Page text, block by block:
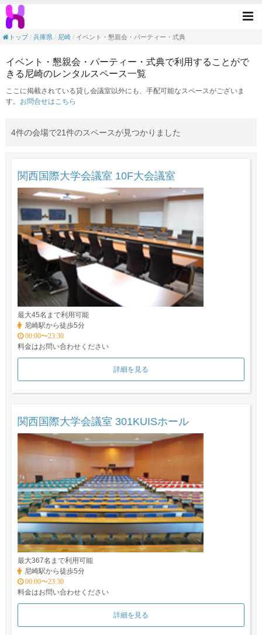
イベント・懇親会・パーティー・式典の目
トップ
兵庫県 尼崎 イベント・懇親会・パーティー・式典
イベント・懇親会・パーティー・式典で利用することがで
きる尼崎のレンタルスペース一覧
ここに掲載されている貸し会議室以外にも、手配可能なスペースがございま
す。 お問合せはこちら
4件の会場で21件のスペースが見つかりました
関西国際大学会議室 10F大会議室
最大45名まで利用可能
尼崎駅から徒歩5分
00:00〜23:30
料金はお問い合わせください
詳細を見る
関西国際大学会議室 301KUISホール
最大367名まで利用可能
尼崎駅から徒歩5分
00:00〜23:30
料金はお問い合わせください
詳細を見る